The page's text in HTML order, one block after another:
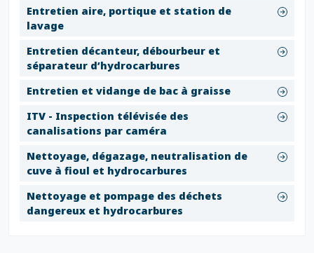
Entretien aire, portique et station de
lavage
Entretien décanteur, débourbeur et
séparateur d’hydrocarbures
Entretien et vidange de bac à graisse
ITV - Inspection télévisée des
canalisations par caméra
Nettoyage, dégazage, neutralisation de
cuve à fioul et hydrocarbures
Nettoyage et pompage des déchets
dangereux et hydrocarbures